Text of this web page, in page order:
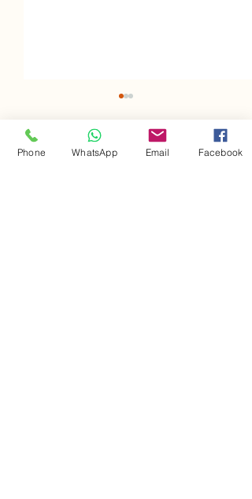
תגובות Phone WhatsApp Email Facebook